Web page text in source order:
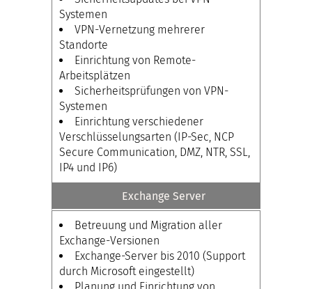
Systemen
VPN-Vernetzung mehrerer
Standorte
Einrichtung von Remote-
Arbeitsplätzen
Sicherheitsprüfungen von VPN-
Systemen
Einrichtung verschiedener
Verschlüsselungsarten (IP-Sec, NCP
Secure Communication, DMZ, NTR, SSL,
IP4 und IP6)
Exchange Server
Betreuung und Migration aller
Exchange-Versionen
Exchange-Server bis 2010 (Support
durch Microsoft eingestellt)